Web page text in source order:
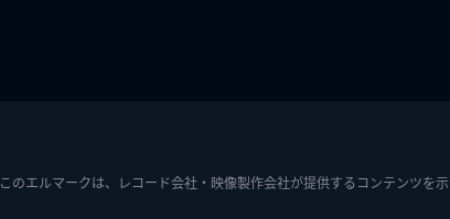
このエルマークは、レコード会社・映像製作会社が提供するコンテンツを